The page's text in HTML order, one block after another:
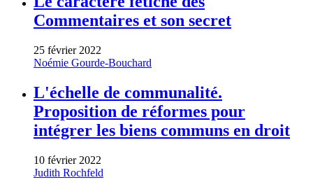
Commentaires et son secret
25 février 2022
Noémie Gourde-Bouchard
L'échelle de communalité.
Proposition de réformes pour
intégrer les biens communs en droit
10 février 2022
Judith Rochfeld